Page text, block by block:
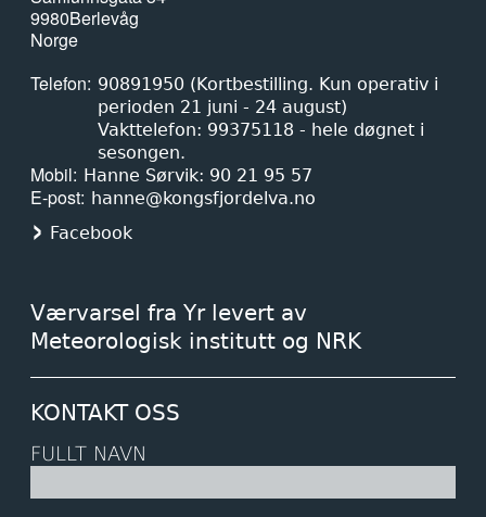
9980Berlevåg
Norge
Telefon
90891950 (Kortbestilling. Kun operativ i
perioden 21 juni - 24 august)
Vakttelefon: 99375118 - hele døgnet i
sesongen.
Mobil Hanne Sørvik: 90 21 95 57
E-post
hanne@kongsfjordelva.no
Facebook
Værvarsel fra Yr levert av
Meteorologisk institutt og NRK
KONTAKT OSS
FULLT NAVN